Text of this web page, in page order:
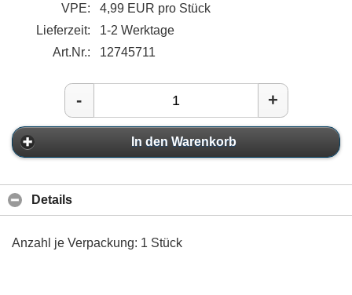
VPE:
4,99 EUR pro Stück
Lieferzeit:
1-2 Werktage
Art.Nr.:
12745711
- +
In den Warenkorb
Details
Anzahl je Verpackung: 1 Stück